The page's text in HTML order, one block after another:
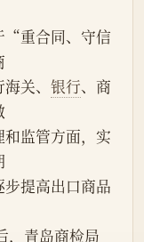
“重合同、守信
关、 银行、商
监管方面，实
提高出口商品
，青岛商检局